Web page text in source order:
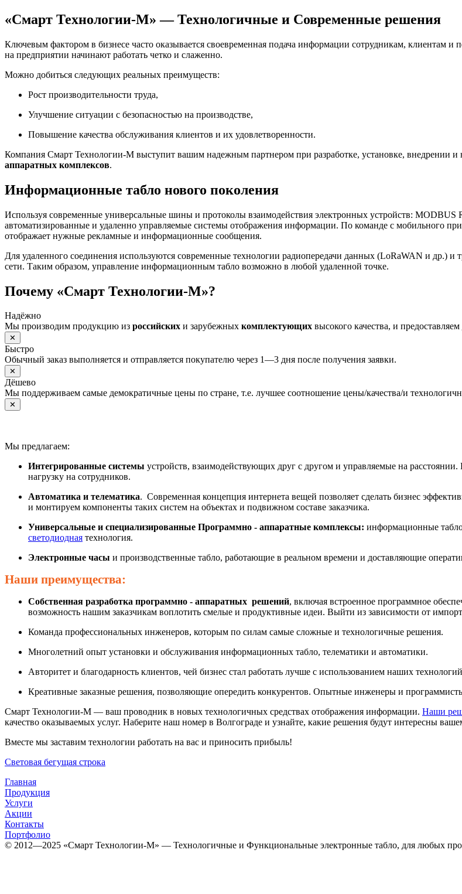
«Смарт Технологии-М» — Технологичные и Современные решения
Ключевым фактором в бизнесе часто оказывается своевременная подача информации сотрудникам, клиентам
на предприятии начинают работать четко и слаженно.
Можно добиться следующих реальных преимуществ:
Рост производительности труда,
Улучшение ситуации с безопасностью на производстве,
Повышение качества обслуживания клиентов и их удовлетворенности.
Компания Смарт Технологии-М выступит вашим надежным партнером при разработке, установке, внедрении
аппаратных комплексов.
Информационные табло нового поколения
Используя современные универсальные шины и протоколы взаимодействия электронных устройств:
автоматизированные и удаленно управляемые системы отображения информации. По команде с мобильного
отображает нужные рекламные и информационные сообщения.
Для удаленного соединения используются современные технологии радиопередачи данных (LoRaWAN и др.)
сети. Таким образом, управление информационным табло возможно в любой удаленной точке.
Почему «Смарт Технологии-М»?
Надёжно
Мы производим продукцию из российских и зарубежных комплектующих высокого качества, и
✕
Быстро
Обычный заказ выполняется и отправляется покупателю через 1—3 дня после получения заявки.
✕
Дёшево
Мы поддерживаем самые демократичные цены по стране, т.е. лучшее соотношение цены/качества/и
✕
Мы предлагаем:
Интегрированные системы устройств, взаимодействующих друг с другом и управляемые на
нагрузку на сотрудников.
Автоматика и телематика. Современная концепция интернета вещей позволяет сделать бизнес
и монтируем компоненты таких систем на объектах и подвижном составе заказчика.
Универсальные и специализированные Программно - аппаратные комплексы: информационные
светодиодная технология.
Электронные часы и производственные табло, работающие в реальном времени и доставляющие
Наши преимущества:
Собственная разработка программно - аппаратных решений, включая встроенное программное
возможность нашим заказчикам воплотить смелые и продуктивные идеи. Выйти из зависимости от
Команда профессиональных инженеров, которым по силам самые сложные и технологичные решения.
Многолетний опыт установки и обслуживания информационных табло, телематики и автоматики.
Авторитет и благодарность клиентов, чей бизнес стал работать лучше с использованием наших
Креативные заказные решения, позволяющие опередить конкурентов. Опытные инженеры и
Смарт Технологии-М — ваш проводник в новых технологичных средствах отображения информации. Наши
качество оказываемых услуг. Наберите наш номер в Волгограде и узнайте, какие решения будут интересны
Вместе мы заставим технологии работать на вас и приносить прибыль!
Световая бегущая строка
Главная
Продукция
Услуги
Акции
Контакты
Портфолио
© 2012­­­—2025 «Смарт Технологии-М» — Технологичные и Функциональные электронные табло, для любых